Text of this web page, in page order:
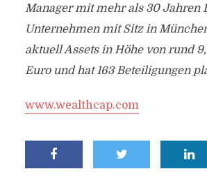
Manager mit mehr als 30 Jahren
Unternehmen mit Sitz in
aktuell Assets in Höhe von rund
Euro und hat 163 Beteiligungen
www.wealthcap.com